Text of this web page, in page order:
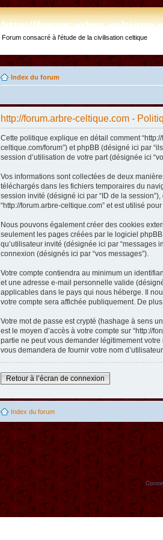
http://forum.arbre-
Forum consacré à l'étude de la civilisation celtique
Index du forum
http://forum.arbre-celtique.com -
Cette politique explique en détail comment “http://
celtique.com/forum”) et phpBB (désigné ici par
session d’utilisation de votre part (désignée ici
Vos informations sont collectées de deux
téléchargés dans les fichiers temporaires du
session invité (désigné ici par “ID de la
“http://forum.arbre-celtique.com” et est utilisé
Nous pouvons également créer des cookies
seulement les pages créées par le logiciel
qu’utilisateur invité (désignée ici par “messages
connexion (désignés ici par “vos messages”).
Votre compte contiendra au minimum un
et une adresse e-mail personnelle valide
applicables dans le pays qui nous héberge. Il
votre compte sera affichée publiquement. De
Votre mot de passe est crypté (hashage à sens
est le moyen d’accès à votre compte sur “http://
partie ne peut vous demander légitimement
vous demandera de fournir votre nom
Retour à l’écran de connexion
Index du forum